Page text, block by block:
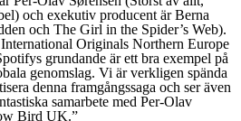
och exekutiv producent är Berna
och The Girl in the Spider’s Web).
Originals Northern Europe
grundande är ett bra exempel på
genomslag. Vi är verkligen spända
denna framgångssaga och ser även
samarbete med Per-Olav
Bird UK.”